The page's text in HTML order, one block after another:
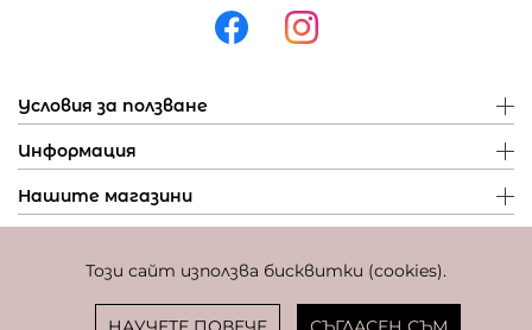
Този сайт използва бисквитки (cookies).
Условия за ползване
Информация
Нашите магазини
Фиксиран курс за превалутиране: 1 EUR = 1,95583 BGN